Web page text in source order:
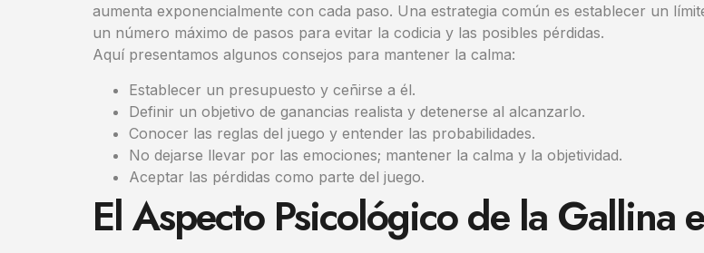
aumenta exponencialmente con cada paso. Una estrategia común es establecer un
un número máximo de pasos para evitar la codicia y las posibles pérdidas.
Aquí presentamos algunos consejos para mantener la calma:
Establecer un presupuesto y ceñirse a él.
Definir un objetivo de ganancias realista y detenerse al alcanzarlo.
Conocer las reglas del juego y entender las probabilidades.
No dejarse llevar por las emociones; mantener la calma y la objetividad.
Aceptar las pérdidas como parte del juego.
El Aspecto Psicológico de la Gallina